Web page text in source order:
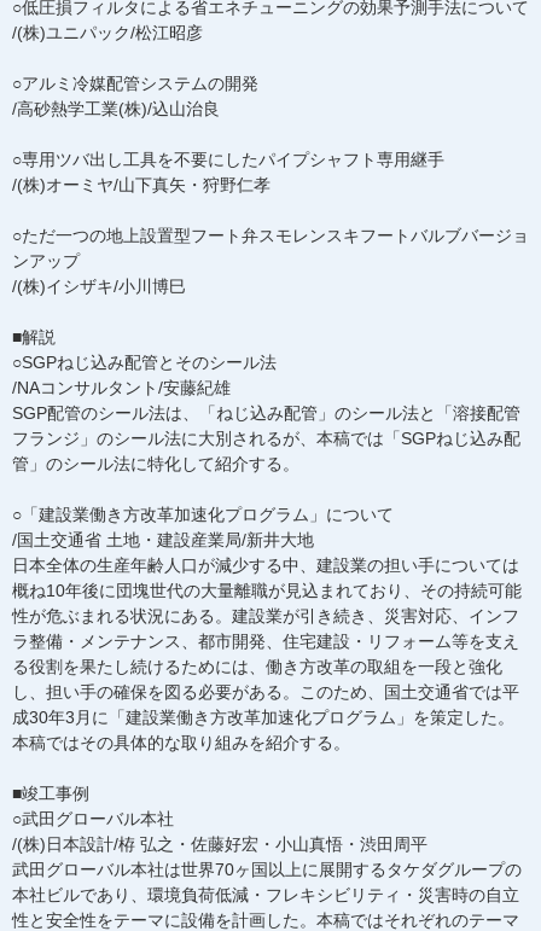
○低圧損フィルタによる省エネチューニングの効果予測手法について
/(株)ユニパック/松江昭彦
○アルミ冷媒配管システムの開発
/高砂熱学工業(株)/込山治良
○専用ツバ出し工具を不要にしたパイプシャフト専用継手
/(株)オーミヤ/山下真矢・狩野仁孝
○ただ一つの地上設置型フート弁スモレンスキフートバルブバージョ
ンアップ
/(株)イシザキ/小川博巳
■解説
○SGPねじ込み配管とそのシール法
/NAコンサルタント/安藤紀雄
SGP配管のシール法は、「ねじ込み配管」のシール法と「溶接配管
フランジ」のシール法に大別されるが、本稿では「SGPねじ込み配
管」のシール法に特化して紹介する。
○「建設業働き方改革加速化プログラム」について
/国土交通省 土地・建設産業局/新井大地
日本全体の生産年齢人口が減少する中、建設業の担い手については
概ね10年後に団塊世代の大量離職が見込まれており、その持続可能
性が危ぶまれる状況にある。建設業が引き続き、災害対応、インフ
ラ整備・メンテナンス、都市開発、住宅建設・リフォーム等を支え
る役割を果たし続けるためには、働き方改革の取組を一段と強化
し、担い手の確保を図る必要がある。このため、国土交通省では平
成30年3月に「建設業働き方改革加速化プログラム」を策定した。
本稿ではその具体的な取り組みを紹介する。
■竣工事例
○武田グローバル本社
/(株)日本設計/栫 弘之・佐藤好宏・小山真悟・渋田周平
武田グローバル本社は世界70ヶ国以上に展開するタケダグループの
本社ビルであり、環境負荷低減・フレキシビリティ・災害時の自立
性と安全性をテーマに設備を計画した。本稿ではそれぞれのテーマ